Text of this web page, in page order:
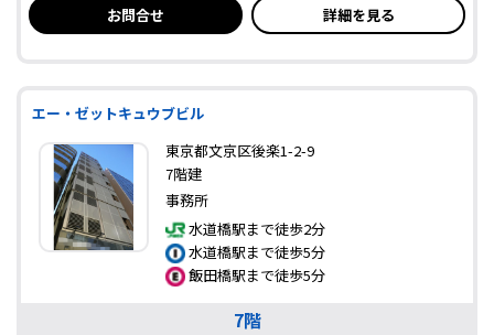
お問合せ 詳細を見る
エー・ゼットキュウブビル
東京都文京区後楽1-2-9
7階建
事務所
水道橋駅まで徒歩2分
水道橋駅まで徒歩5分
飯田橋駅まで徒歩5分
7階